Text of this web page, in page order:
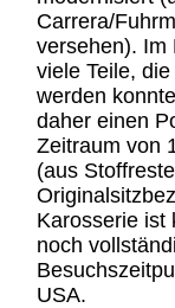
Carrera/
versehen). Im
viele Teile,
werden
daher einen
Zeitraum von
(aus
Karosserie ist
noch
USA.